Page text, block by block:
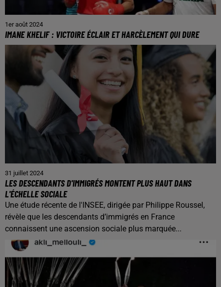
1er août 2024
IMANE KHELIF : VICTOIRE ÉCLAIR ET HARCÈLEMENT QUI DURE
31 juillet 2024
LES DESCENDANTS D'IMMIGRÉS MONTENT PLUS HAUT DANS
L'ÉCHELLE SOCIALE
Une étude récente de l'INSEE, dirigée par Philippe Roussel,
révèle que les descendants d’immigrés en France
connaissent une ascension sociale plus marquée...